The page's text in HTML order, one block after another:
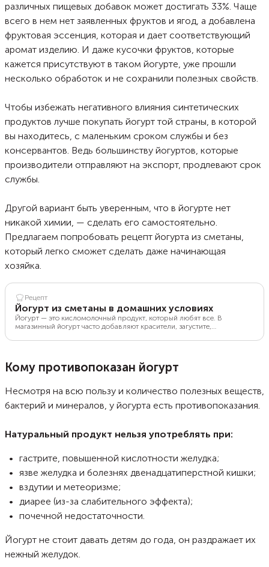
различных пищевых добавок может достигать 33%. Чаще
всего в нем нет заявленных фруктов и ягод, а добавлена
фруктовая эссенция, которая и дает соответствующий
аромат изделию. И даже кусочки фруктов, которые
кажется присутствуют в таком йогурте, уже прошли
несколько обработок и не сохранили полезных свойств.
Чтобы избежать негативного влияния синтетических
продуктов лучше покупать йогурт той страны, в которой
вы находитесь, с маленьким сроком службы и без
консервантов. Ведь большинству йогуртов, которые
производители отправляют на экспорт, продлевают срок
службы.
Другой вариант быть уверенным, что в йогурте нет
никакой химии, — сделать его самостоятельно.
Предлагаем попробовать рецепт йогурта из сметаны,
который легко сможет сделать даже начинающая
хозяйка.
Рецепт
Йогурт из сметаны в домашних условиях
Йогурт — это кисломолочный продукт, который любят все. В
магазинный йогурт часто добавляют красители, загустите,
текстурой и приятным вкусом, его можно дополнить любым
Кому противопоказан йогурт
Несмотря на всю пользу и количество полезных веществ,
бактерий и минералов, у йогурта есть противопоказания.
Натуральный продукт нельзя употреблять при:
гастрите, повышенной кислотности желудка;
язве желудка и болезнях двенадцатиперстной кишки;
вздутии и метеоризме;
диарее (из-за слабительного эффекта);
почечной недостаточности.
Йогурт не стоит давать детям до года, он раздражает их
нежный желудок.